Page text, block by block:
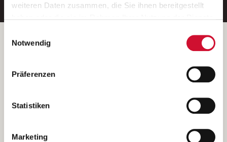
weiteren Daten zusammen, die Sie ihnen bereitgestellt
Wenn Sie auf „Cookies zulassen“ klicken, so stimmen
Sie der Speicherung sämtlicher Cookies zu. Sie können
Ihre Einwilligung selbstverständlich jederzeit widerrufen,
indem Sie die Cookie-Einstellungen aufrufen und diese
unsererDatenschutzerklärung
Notwendig
Präferenzen
Statistiken
Marketing
Betreiber der Webseite
Kantstraße 45a
(Ein Tochterunternehmen des AWO Bezirksverbandes Unterfranken
e.V.)